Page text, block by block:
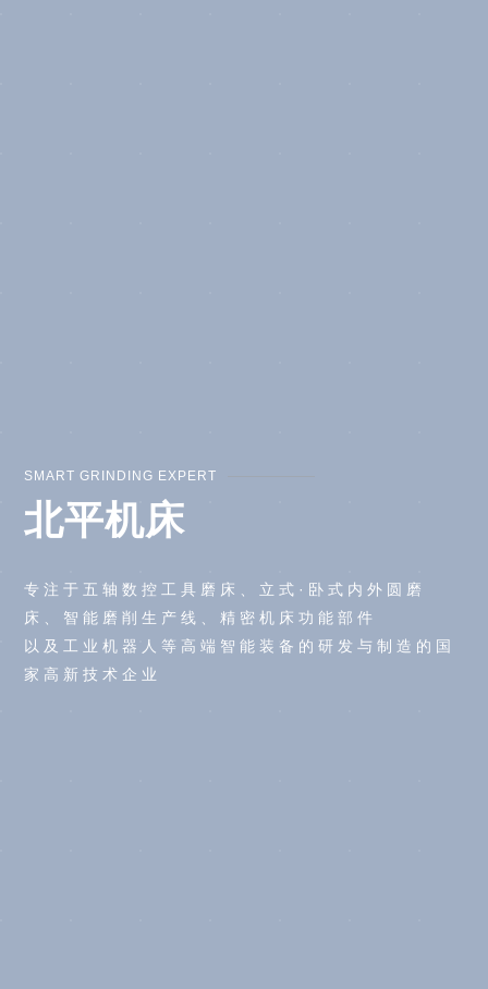
SMART GRINDING EXPERT
北平机床
专注于五轴数控工具磨床、立式·卧式内外圆磨
床、智能磨削生产线、精密机床功能部件
以及工业机器人等高端智能装备的研发与制造的国
家高新技术企业